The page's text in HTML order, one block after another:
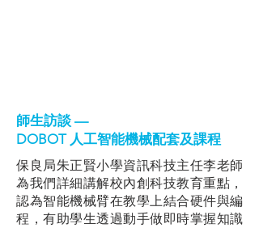
師生訪談 —
DOBOT 人工智能機械配套及課程
保良局朱正賢小學資訊科技主任李老師
為我們詳細講解校內創科技教育重點，
認為智能機械臂在教學上結合硬件與編
程，有助學生透過動手做即時掌握知識